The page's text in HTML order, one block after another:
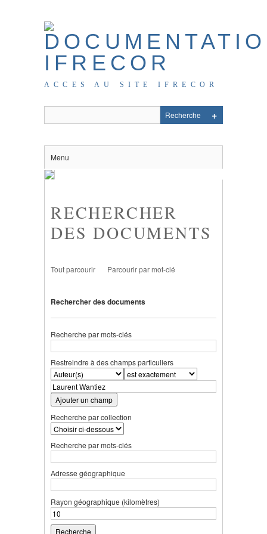
ACCES AU SITE IFRECOR
Menu
RECHERCHER
DES DOCUMENTS
Tout parcourir Parcourir par mot-clé
Rechercher des documents
Recherche par mots-clés
Restreindre à des champs particuliers
Ajouter un champ
Recherche par collection
Recherche par mots-clés
Adresse géographique
Rayon géographique (kilomètres)